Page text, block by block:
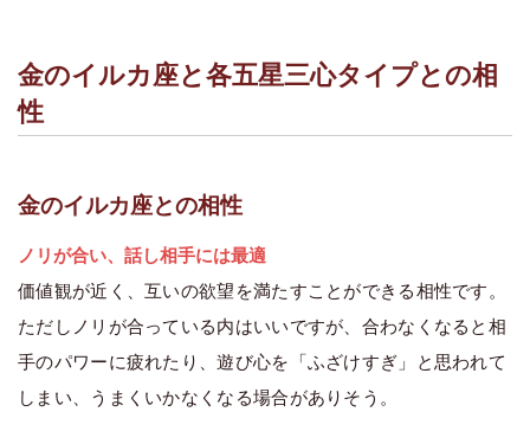
金のイルカ座と各五星三心タイプとの相
性
金のイルカ座との相性
ノリが合い、話し相手には最適
価値観が近く、互いの欲望を満たすことができる相性です。
ただしノリが合っている内はいいですが、合わなくなると相
手のパワーに疲れたり、遊び心を「ふざけすぎ」と思われて
しまい、うまくいかなくなる場合がありそう。